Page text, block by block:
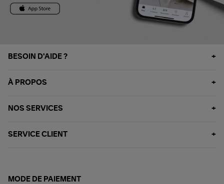
BESOIN D'AIDE ?
À PROPOS
NOS SERVICES
SERVICE CLIENT
MODE DE PAIEMENT